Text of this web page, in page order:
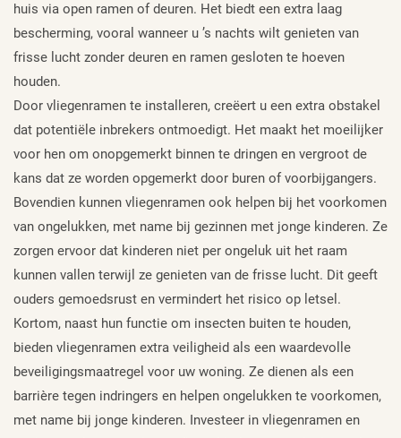
huis via open ramen of deuren. Het biedt een extra laag
bescherming, vooral wanneer u ’s nachts wilt genieten van
frisse lucht zonder deuren en ramen gesloten te hoeven
houden.
Door vliegenramen te installeren, creëert u een extra obstakel
dat potentiële inbrekers ontmoedigt. Het maakt het moeilijker
voor hen om onopgemerkt binnen te dringen en vergroot de
kans dat ze worden opgemerkt door buren of voorbijgangers.
Bovendien kunnen vliegenramen ook helpen bij het voorkomen
van ongelukken, met name bij gezinnen met jonge kinderen. Ze
zorgen ervoor dat kinderen niet per ongeluk uit het raam
kunnen vallen terwijl ze genieten van de frisse lucht. Dit geeft
ouders gemoedsrust en vermindert het risico op letsel.
Kortom, naast hun functie om insecten buiten te houden,
bieden vliegenramen extra veiligheid als een waardevolle
beveiligingsmaatregel voor uw woning. Ze dienen als een
barrière tegen indringers en helpen ongelukken te voorkomen,
met name bij jonge kinderen. Investeer in vliegenramen en